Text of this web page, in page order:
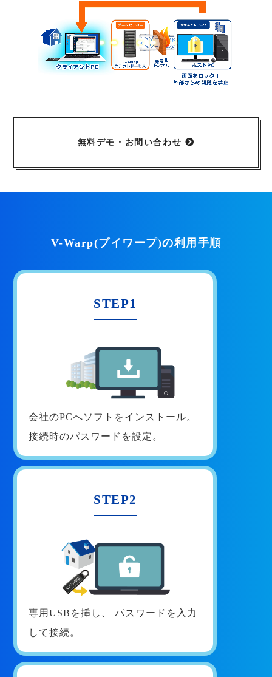
無料デモ・お問い合わせ
V-Warp(ブイワープ)の利用手順
STEP1
会社のPCへソフトをインストール。
接続時のパスワードを設定。
STEP2
専用USBを挿し、
パスワードを入力
して接続。